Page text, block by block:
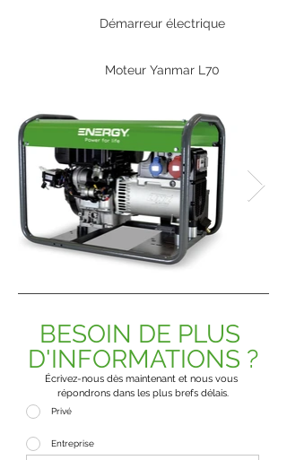
Démarreur électrique
Moteur Yanmar L70
BESOIN DE PLUS
D'INFORMATIONS ?
Écrivez-nous dès maintenant et nous vous
répondrons dans les plus brefs délais.
Privé
Entreprise